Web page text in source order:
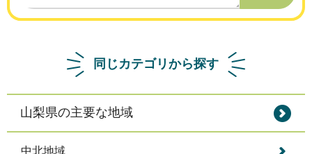
同じカテゴリから探す
山梨県の主要な地域
中北地域